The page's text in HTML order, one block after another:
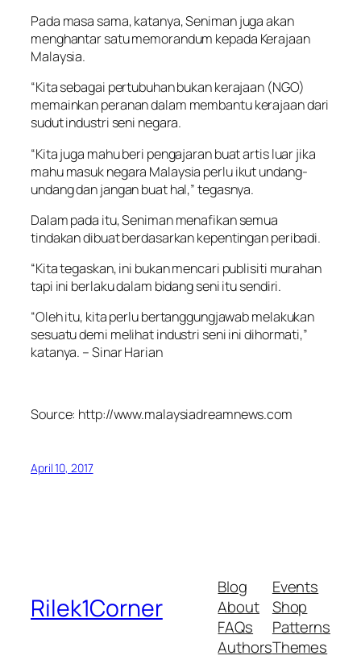
Pada masa sama, katanya, Seniman juga akan
menghantar satu memorandum kepada Kerajaan
Malaysia.
“Kita sebagai pertubuhan bukan kerajaan (NGO)
memainkan peranan dalam membantu kerajaan dari
sudut industri seni negara.
“Kita juga mahu beri pengajaran buat artis luar jika
mahu masuk negara Malaysia perlu ikut undang-
undang dan jangan buat hal,” tegasnya.
Dalam pada itu, Seniman menafikan semua
tindakan dibuat berdasarkan kepentingan peribadi.
“Kita tegaskan, ini bukan mencari publisiti murahan
tapi ini berlaku dalam bidang seni itu sendiri.
“Oleh itu, kita perlu bertanggungjawab melakukan
sesuatu demi melihat industri seni ini dihormati,”
katanya. – Sinar Harian
Source: http://www.malaysiadreamnews.com
April 10, 2017
Rilek1Corner
Blog
About
FAQs
Authors
Events
Shop
Patterns
Themes